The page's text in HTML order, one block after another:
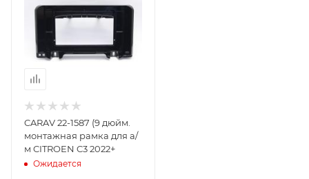
CARAV 22-1587 (9 дюйм.
монтажная рамка для а/
м CITROEN C3 2022+
Ожидается